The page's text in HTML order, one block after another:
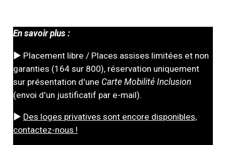
En savoir plus :
► Placement libre / Places assises limitées et non
garanties (164 sur 800), réservation uniquement
sur présentation d'une Carte Mobilité Inclusion
(envoi d'un justificatif par e-mail).
► Des loges privatives sont encore disponibles,
contactez-nous !